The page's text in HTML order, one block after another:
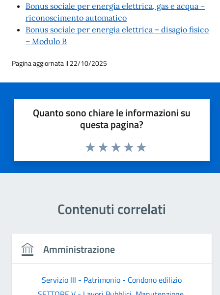
Bonus sociale per energia elettrica, gas e acqua –
riconoscimento automatico
Bonus sociale per energia elettrica – disagio fisico
– Modulo B
Pagina aggiornata il 22/10/2025
Quanto sono chiare le informazioni su
questa pagina?
Valuta 5 stelle su 5
Valuta 4 stelle su 5
Valuta 3 stelle su 5
Valuta 2 stelle su 5
Valuta 1 stelle su 5
Contenuti correlati
Amministrazione
Servizio III - Patrimonio - Condono edilizio